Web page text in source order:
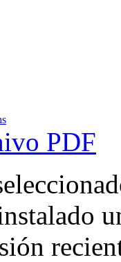
PDF